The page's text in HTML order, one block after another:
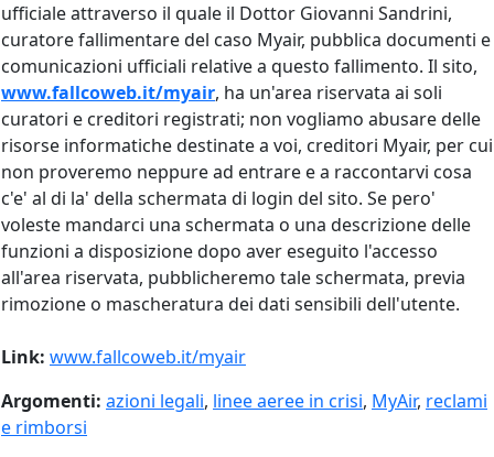
ufficiale attraverso il quale il Dottor Giovanni Sandrini,
curatore fallimentare del caso Myair, pubblica documenti e
comunicazioni ufficiali relative a questo fallimento. Il sito,
www.fallcoweb.it/myair, ha un'area riservata ai soli
curatori e creditori registrati; non vogliamo abusare delle
risorse informatiche destinate a voi, creditori Myair, per cui
non proveremo neppure ad entrare e a raccontarvi cosa
c'e' al di la' della schermata di login del sito. Se pero'
voleste mandarci una schermata o una descrizione delle
funzioni a disposizione dopo aver eseguito l'accesso
all'area riservata, pubblicheremo tale schermata, previa
rimozione o mascheratura dei dati sensibili dell'utente.
Link: www.fallcoweb.it/myair
Argomenti: azioni legali, linee aeree in crisi, MyAir, reclami
e rimborsi